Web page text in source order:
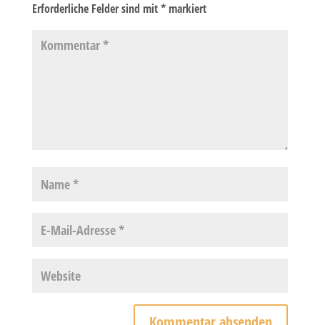
Erforderliche Felder sind mit*markiert